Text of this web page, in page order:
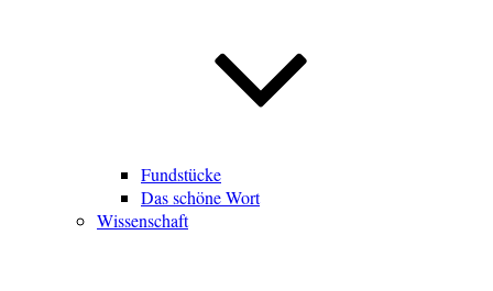
Fundstücke
Das schöne Wort
Wissenschaft